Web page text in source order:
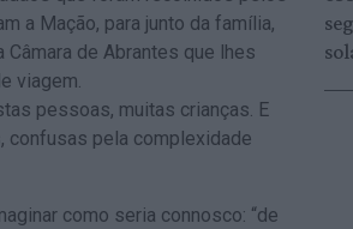
a Mação, para junto da família,
de Abrantes que lhes
viagem.
pessoas, muitas crianças. E
confusas pela complexidade
como seria connosco: “de